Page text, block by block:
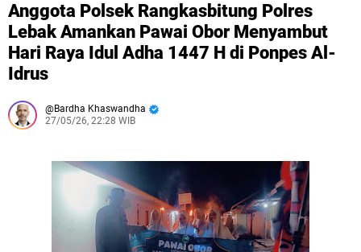
Anggota Polsek Rangkasbitung Polres
Lebak Amankan Pawai Obor Menyambut
Hari Raya Idul Adha 1447 H di Ponpes Al-
Idrus
Bardha Khaswandha
27/05/26, 22:28 WIB